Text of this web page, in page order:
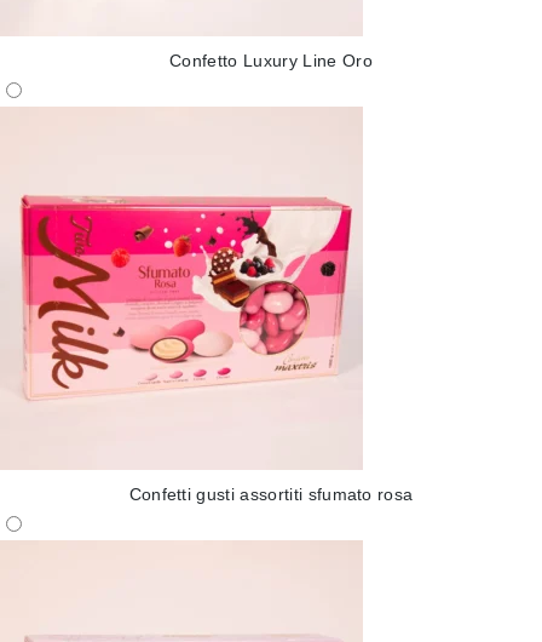
Confetto Luxury Line Oro
Confetti gusti assortiti sfumato rosa